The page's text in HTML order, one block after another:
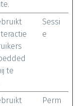
te
Sessi
e
Perm